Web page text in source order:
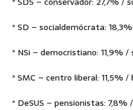
* SD – socialdemócrata:
* NSi – democristiano: 11,9% /
* SMC – centro liberal: 11,5% /
* DeSUS – pensionistas: 7,8%